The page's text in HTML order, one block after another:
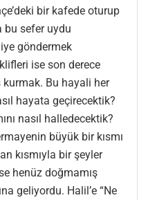
bir kafede oturup
bu sefer uydu
göndermek
ise son derece
kurmak. Bu hayali her
hayata geçirecektik?
nasıl halledecektik?
büyük bir kısmı
kısmıyla bir şeyler
henüz doğmamış
geliyordu. Halil’e “Ne